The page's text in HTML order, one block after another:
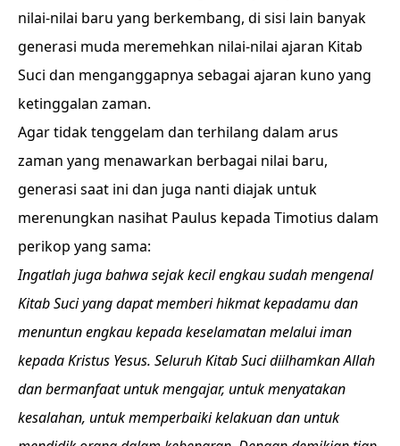
nilai-nilai baru yang berkembang, di sisi lain banyak
generasi muda meremehkan nilai-nilai ajaran Kitab
Suci dan menganggapnya sebagai ajaran kuno yang
ketinggalan zaman.
Agar tidak tenggelam dan terhilang dalam arus
zaman yang menawarkan berbagai nilai baru,
generasi saat ini dan juga nanti diajak untuk
merenungkan nasihat Paulus kepada Timotius dalam
perikop yang sama:
Ingatlah juga bahwa sejak kecil engkau sudah mengenal
Kitab Suci yang dapat memberi hikmat kepadamu dan
menuntun engkau kepada keselamatan melalui iman
kepada Kristus Yesus. Seluruh Kitab Suci diilhamkan Allah
dan bermanfaat untuk mengajar, untuk menyatakan
kesalahan, untuk memperbaiki kelakuan dan untuk